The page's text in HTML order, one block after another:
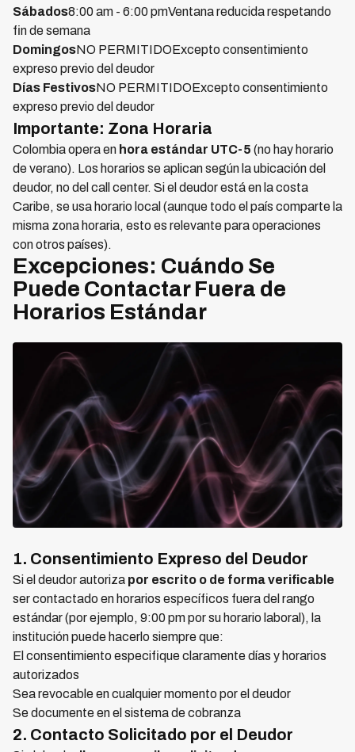
Sábados8:00 am - 6:00 pmVentana reducida respetando
fin de semana
DomingosNO PERMITIDOExcepto consentimiento
expreso previo del deudor
Días FestivosNO PERMITIDOExcepto consentimiento
expreso previo del deudor
Importante: Zona Horaria
Colombia opera en hora estándar UTC-5 (no hay horario
de verano). Los horarios se aplican según la ubicación del
deudor, no del call center. Si el deudor está en la costa
Caribe, se usa horario local (aunque todo el país comparte la
misma zona horaria, esto es relevante para operaciones
con otros países).
Excepciones: Cuándo Se
Puede Contactar Fuera de
Horarios Estándar
1. Consentimiento Expreso del Deudor
Si el deudor autoriza por escrito o de forma verificable
ser contactado en horarios específicos fuera del rango
estándar (por ejemplo, 9:00 pm por su horario laboral), la
institución puede hacerlo siempre que:
El consentimiento especifique claramente días y horarios
autorizados
Sea revocable en cualquier momento por el deudor
Se documente en el sistema de cobranza
2. Contacto Solicitado por el Deudor